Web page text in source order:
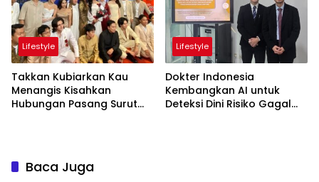
Lifestyle
Takkan Kubiarkan Kau
Menangis Kisahkan
Hubungan Pasang Surut
Lifestyle
Dokter Indonesia
Kembangkan AI untuk
Deteksi Dini Risiko Gagal
Baca Juga